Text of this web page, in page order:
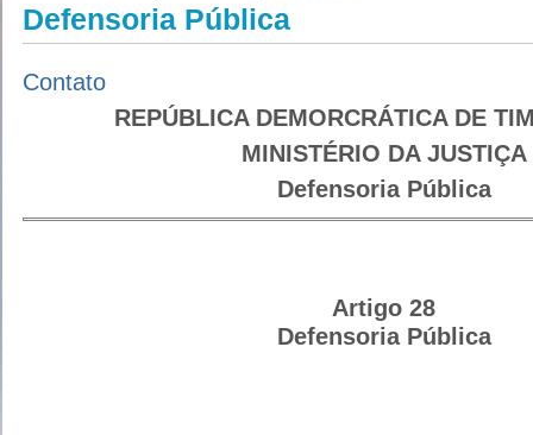
Defensoria Pública
Contato
REPÚBLICA DEMORCRÁTICA DE
MINISTÉRIO DA JUSTIÇA
Defensoria Pública
Artigo 28
Defensoria Pública